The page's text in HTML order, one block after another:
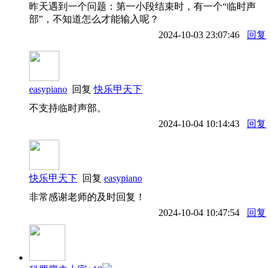
昨天遇到一个问题：第一小段结束时，有一个“临时声
部”，不知道怎么才能输入呢？
2024-10-03 23:07:46
回复
easypiano 回复快乐甲天下
不支持临时声部。
2024-10-04 10:14:43
回复
快乐甲天下 回复 easypiano
非常感谢老师的及时回复！
2024-10-04 10:47:54
回复